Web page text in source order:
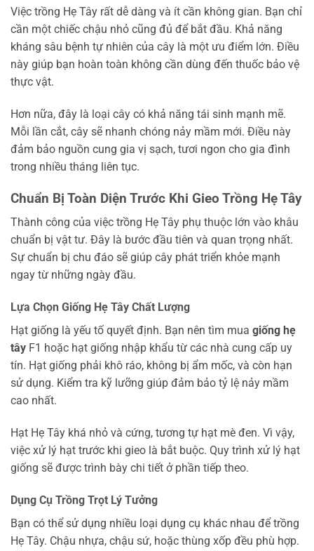
Việc trồng Hẹ Tây rất dễ dàng và ít cần không gian. Bạn chỉ
cần một chiếc chậu nhỏ cũng đủ để bắt đầu. Khả năng
kháng sâu bệnh tự nhiên của cây là một ưu điểm lớn. Điều
này giúp bạn hoàn toàn không cần dùng đến thuốc bảo vệ
thực vật.
Hơn nữa, đây là loại cây có khả năng tái sinh mạnh mẽ.
Mỗi lần cắt, cây sẽ nhanh chóng nảy mầm mới. Điều này
đảm bảo nguồn cung gia vị sạch, tươi ngon cho gia đình
trong nhiều tháng liên tục.
Chuẩn Bị Toàn Diện Trước Khi Gieo Trồng Hẹ Tây
Thành công của việc trồng Hẹ Tây phụ thuộc lớn vào khâu
chuẩn bị vật tư. Đây là bước đầu tiên và quan trọng nhất.
Sự chuẩn bị chu đáo sẽ giúp cây phát triển khỏe mạnh
ngay từ những ngày đầu.
Lựa Chọn Giống Hẹ Tây Chất Lượng
Hạt giống là yếu tố quyết định. Bạn nên tìm mua giống hẹ
tây F1 hoặc hạt giống nhập khẩu từ các nhà cung cấp uy
tín. Hạt giống phải khô ráo, không bị ẩm mốc, và còn hạn
sử dụng. Kiểm tra kỹ lưỡng giúp đảm bảo tỷ lệ nảy mầm
cao nhất.
Hạt Hẹ Tây khá nhỏ và cứng, tương tự hạt mè đen. Vì vậy,
việc xử lý hạt trước khi gieo là bắt buộc. Quy trình xử lý hạt
giống sẽ được trình bày chi tiết ở phần tiếp theo.
Dụng Cụ Trồng Trọt Lý Tưởng
Bạn có thể sử dụng nhiều loại dụng cụ khác nhau để trồng
Hẹ Tây. Chậu nhựa, chậu sứ, hoặc thùng xốp đều phù hợp.